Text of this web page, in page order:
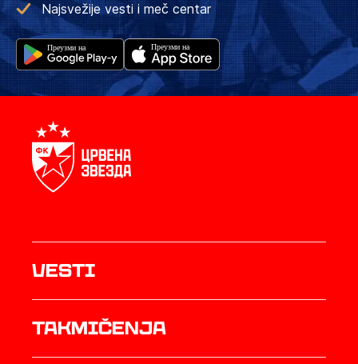
Najsvežije vesti i meč centar
Vesti
Takmičenja